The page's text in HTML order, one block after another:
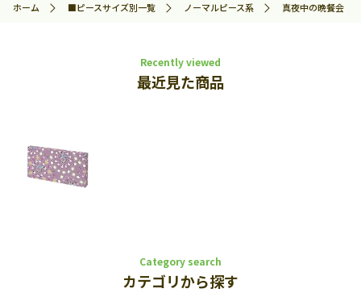
ホーム
■ピースサイズ別一覧 ノーマルピース系 真夜中の晩餐会
Recently viewed
最近見た商品
Category search
カテゴリから探す